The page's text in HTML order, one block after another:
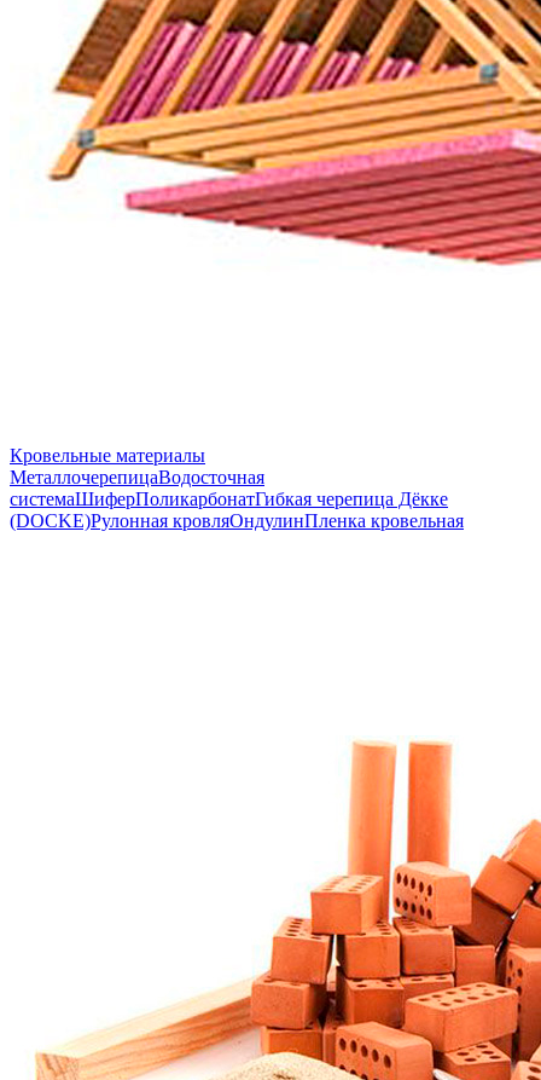
Кровельные материалы
МеталлочерепицаВодосточная
системаШиферПоликарбонатГибкая черепица Дёкке
(DOCKE)Рулонная кровляОндулинПленка кровельная